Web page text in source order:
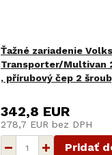
Ťažné zariadenie
Transporter/Multivan
, přírubový čep 2
342,8 EUR
278,7 EUR bez DPH
Pridať